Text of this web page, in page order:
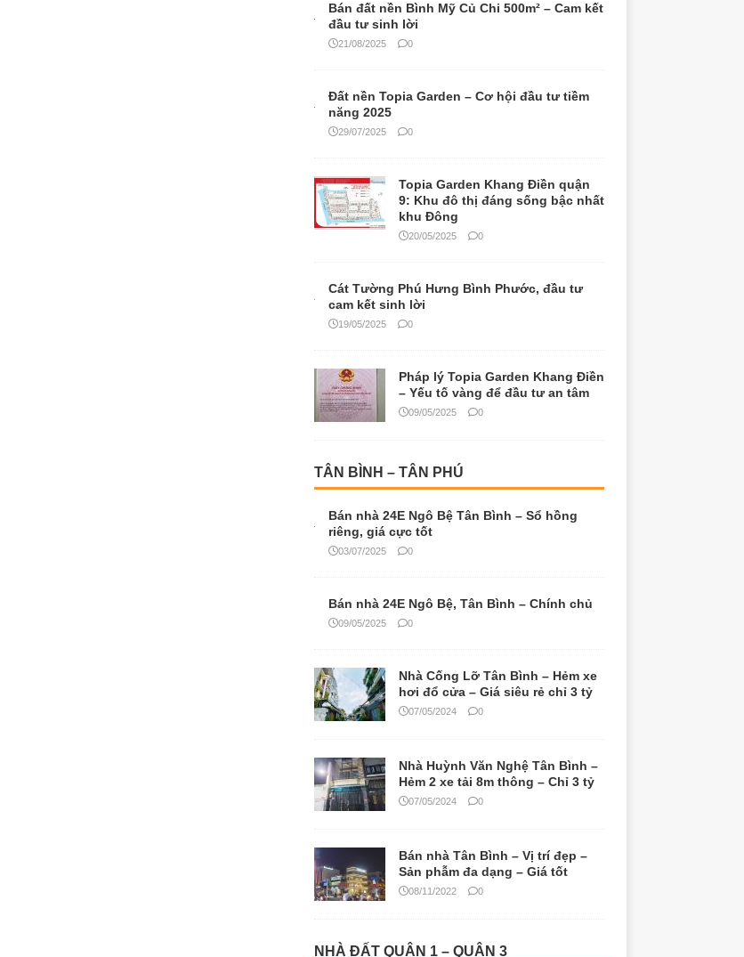
Bán đất nền Bình Mỹ Củ Chi 500m² – Cam kết
đầu tư sinh lời
21/08/2025 0
Đất nền Topia Garden – Cơ hội đầu tư tiềm
năng 2025
29/07/2025 0
Topia Garden Khang Điền quận
9: Khu đô thị đáng sống bậc nhất
khu Đông
20/05/2025 0
Cát Tường Phú Hưng Bình Phước, đầu tư
cam kết sinh lời
19/05/2025 0
Pháp lý Topia Garden Khang Điền
– Yếu tố vàng để đầu tư an tâm
09/05/2025 0
TÂN BÌNH – TÂN PHÚ
Bán nhà 24E Ngô Bệ Tân Bình – Sổ hồng
riêng, giá cực tốt
03/07/2025 0
Bán nhà 24E Ngô Bệ, Tân Bình – Chính chủ
09/05/2025 0
Nhà Cống Lỡ Tân Bình – Hẻm xe
hơi đổ cửa – Giá siêu rẻ chỉ 3 tỷ
07/05/2024 0
Nhà Huỳnh Văn Nghệ Tân Bình –
Hẻm 2 xe tải 8m thông – Chỉ 3 tỷ
07/05/2024 0
Bán nhà Tân Bình – Vị trí đẹp –
Sản phẫm đa dạng – Giá tốt
08/11/2022 0
NHÀ ĐẤT QUẬN 1 – QUẬN 3